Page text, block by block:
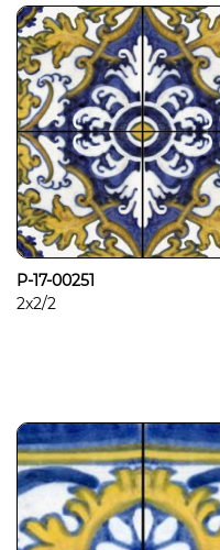
P-17-00251
2x2/2